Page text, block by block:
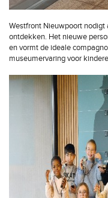
Westfront Nieuwpoort
ontdekken. Het nieuwe
en vormt de ideale
museumervaring voor